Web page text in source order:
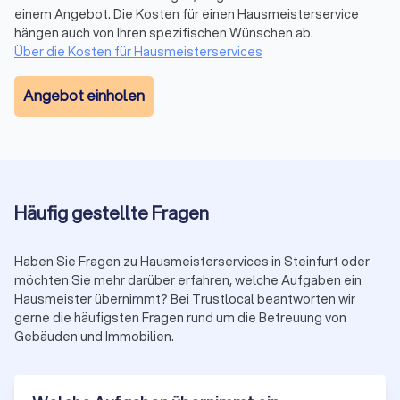
und Marktumfeld variieren.
Detaillierte Informationen zu Hausmeisterkosten pro
Quadratmeter finden Sie in unserem Kostenratgeber.
Verschiedene Arten von Hausmeisterservices
ideal für Wohngebäude und kleine Gewerbeobjekte.
Technischer Hausdienst:Spezialisierte Wartung
Industrieobjekte mit komplexer Haustechnik.
Facility-Management:Ganzheitliche
Gebäudebewirtschaftung inklusive Planung,
Kostenkontrolle und Koordination von Dienstleistern –
geeignet für große Immobilien und Portfolios.
einem Angebot. Die Kosten für einen Hausmeisterservice
hängen auch von Ihren spezifischen Wünschen ab.
Über die Kosten für Hausmeisterservices
Angebot einholen
Häufig gestellte Fragen
Haben Sie Fragen zu Hausmeisterservices in Steinfurt oder
möchten Sie mehr darüber erfahren, welche Aufgaben ein
Hausmeister übernimmt? Bei Trustlocal beantworten wir
gerne die häufigsten Fragen rund um die Betreuung von
Gebäuden und Immobilien.